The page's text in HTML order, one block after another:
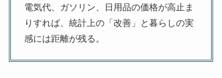
電気代、ガソリン、日用品の価格が高止ま
りすれば、統計上の「改善」と暮らしの実
感には距離が残る。